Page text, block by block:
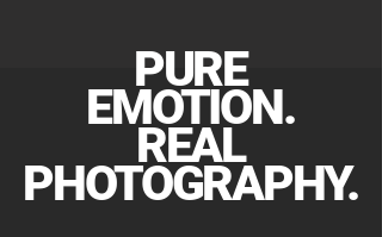
PURE
EMOTION.
REAL
PHOTOGRAPHY.